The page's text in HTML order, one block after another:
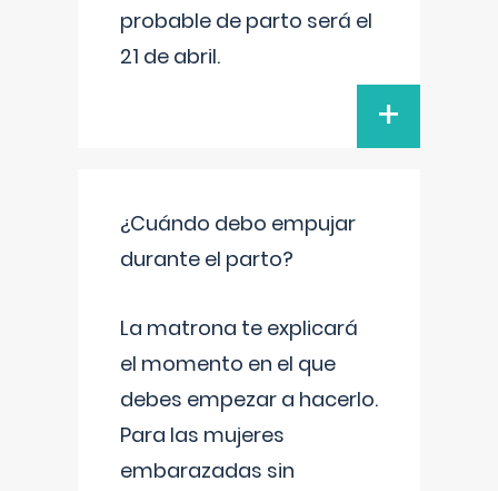
probable de parto será el
21 de abril.
+
¿Cuándo debo empujar
durante el parto?
La matrona te explicará
el momento en el que
debes empezar a hacerlo.
Para las mujeres
embarazadas sin